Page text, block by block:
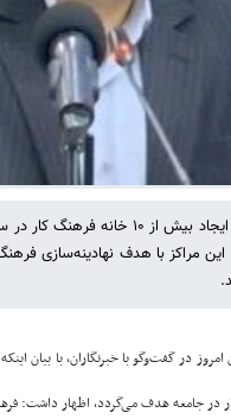
مدیرکل تعاون، کار و رفاه اجتماعی
گفت: این مراکز با هدف نهادینه‌سازی
در گفت‌وگو با خبرنگاران، با بیان
جامعه هدف می‌گردد، اظهار داشت: